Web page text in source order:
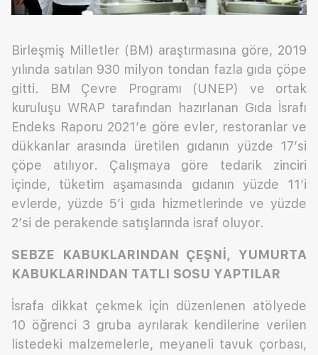
Birleşmiş Milletler (BM) araştırmasına göre, 2019
yılında satılan 930 milyon tondan fazla gıda çöpe
gitti. BM Çevre Programı (UNEP) ve ortak
kuruluşu WRAP tarafından hazırlanan Gıda İsrafı
Endeks Raporu 2021’e göre evler, restoranlar ve
dükkanlar arasında üretilen gıdanın yüzde 17’si
çöpe atılıyor. Çalışmaya göre tedarik zinciri
içinde, tüketim aşamasında gıdanın yüzde 11’i
evlerde, yüzde 5’i gıda hizmetlerinde ve yüzde
2’si de perakende satışlarında israf oluyor.
SEBZE KABUKLARINDAN ÇEŞNİ, YUMURTA
KABUKLARINDAN TATLI SOSU YAPTILAR
İsrafa dikkat çekmek için düzenlenen atölyede
10 öğrenci 3 gruba ayrılarak kendilerine verilen
listedeki malzemelerle, meyaneli tavuk çorbası,